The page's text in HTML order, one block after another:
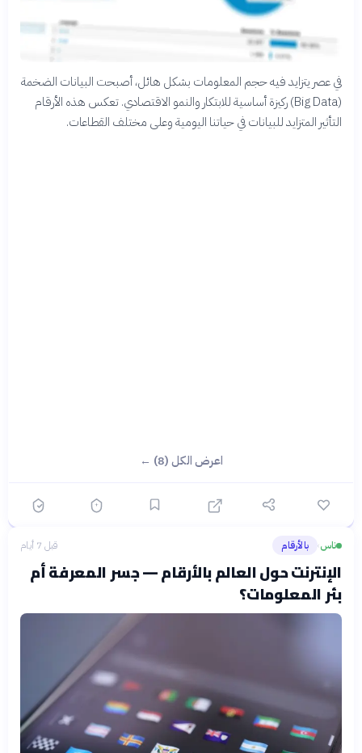
في عصر يتزايد فيه حجم المعلومات بشكل هائل، أصبحت البيانات الضخمة
(Big Data) ركيزة أساسية للابتكار والنمو الاقتصادي. تعكس هذه الأرقام
التأثير المتزايد للبيانات في حياتنا اليومية وعلى مختلف القطاعات.
اعرض الكل (8) ←
ناس› بالأرقام قبل 7 أيام
الإنترنت حول العالم بالأرقام — جسر المعرفة أم
بئر المعلومات؟